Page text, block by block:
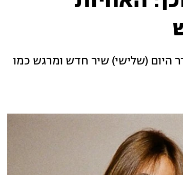
(שלישי) שיר חדש ומרגש כמו